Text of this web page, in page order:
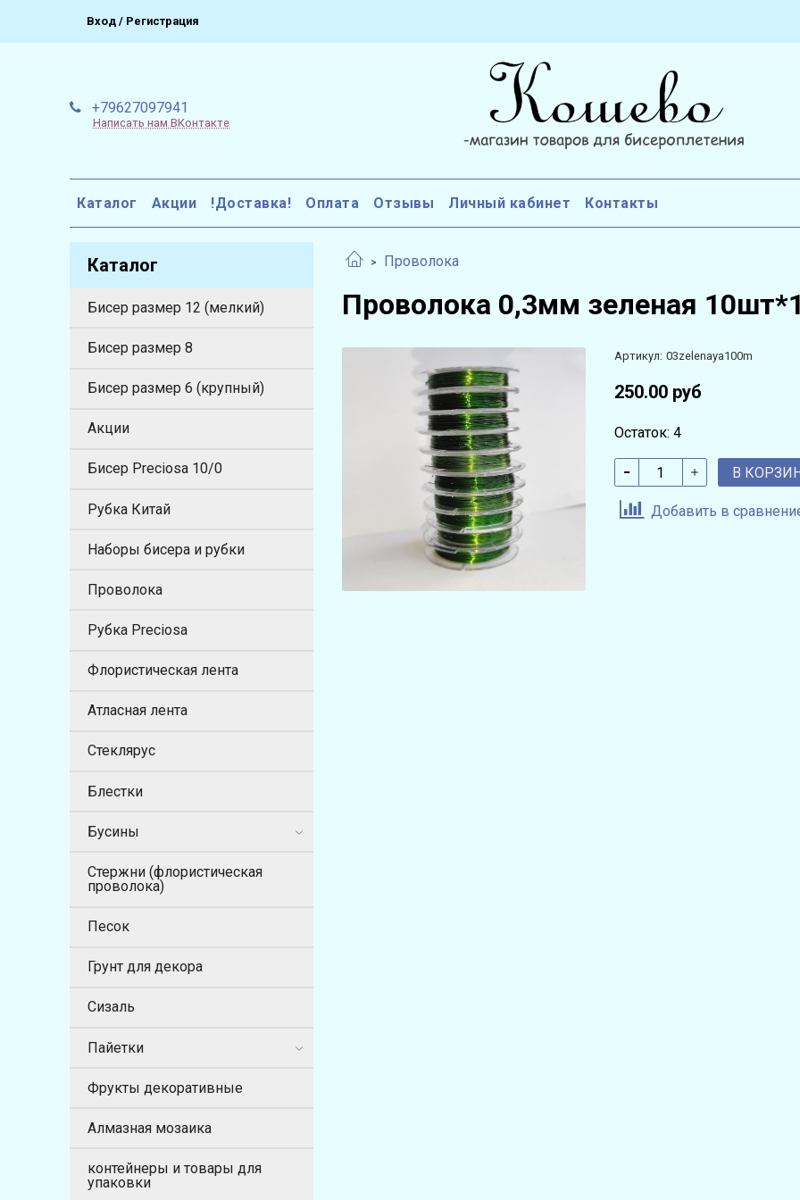
Вход / Регистрация
+79627097941
Написать нам ВКонтакте
Каталог Акции !Доставка! Оплата Отзывы Личный кабинет Контакты
Проволока
Проволока 0,3мм зеленая
Артикул: 03zelenaya100m
250.00 руб
Остаток: 4
В
Добавить в
Каталог
Бисер размер 12 (мелкий)
Бисер размер 8
Бисер размер 6 (крупный)
Акции
Бисер Preciosa 10/0
Рубка Китай
Наборы бисера и рубки
Проволока
Рубка Preciosa
Флористическая лента
Атласная лента
Стеклярус
Блестки
Бусины
Стержни (флористическая
проволока)
Песок
Грунт для декора
Сизаль
Пайетки
Фрукты декоративные
Алмазная мозаика
контейнеры и товары для
упаковки